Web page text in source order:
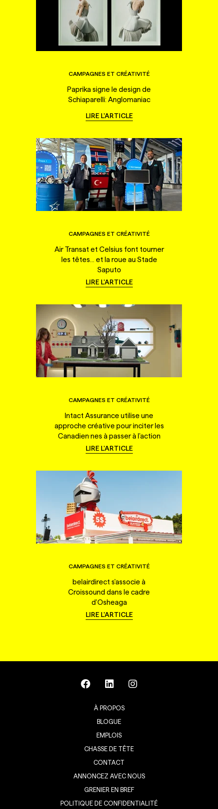
CAMPAGNES ET CRÉATIVITÉ
Paprika signe le design de
Schiaparelli: Anglomaniac
LIRE L'ARTICLE
CAMPAGNES ET CRÉATIVITÉ
Air Transat et Celsius font tourner
les têtes... et la roue au Stade
Saputo
LIRE L'ARTICLE
CAMPAGNES ET CRÉATIVITÉ
Intact Assurance utilise une
approche créative pour inciter les
Canadien·nes à passer à l'action
LIRE L'ARTICLE
CAMPAGNES ET CRÉATIVITÉ
belairdirect s'associe à
Croissound dans le cadre
d'Osheaga
LIRE L'ARTICLE
À PROPOS
BLOGUE
EMPLOIS
CHASSE DE TÊTE
CONTACT
ANNONCEZ AVEC NOUS
GRENIER EN BREF
POLITIQUE DE CONFIDENTIALITÉ